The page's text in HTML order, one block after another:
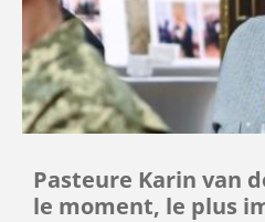
Pasteure Karin van
le moment, le plus